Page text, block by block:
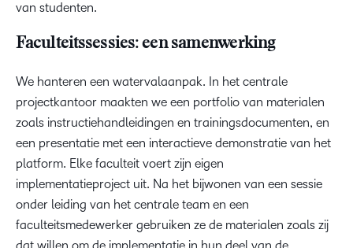
van studenten.
Faculteitssessies: een samenwerking
We hanteren een watervalaanpak. In het centrale
projectkantoor maakten we een portfolio van materialen
zoals instructiehandleidingen en trainingsdocumenten, en
een presentatie met een interactieve demonstratie van het
platform. Elke faculteit voert zijn eigen
implementatieproject uit. Na het bijwonen van een sessie
onder leiding van het centrale team en een
faculteitsmedewerker gebruiken ze de materialen zoals zij
dat willen om de implementatie in hun deel van de